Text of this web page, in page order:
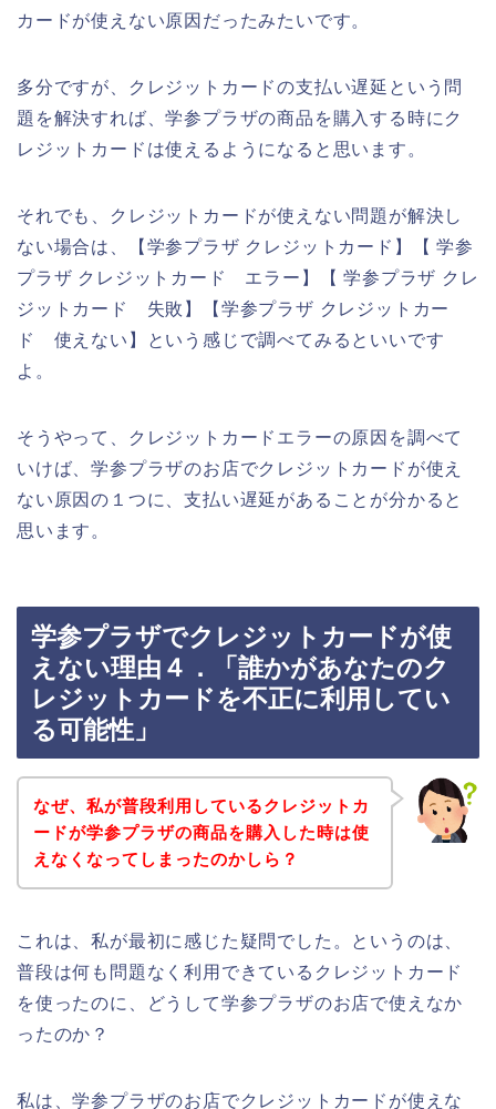
カードが使えない原因だったみたいです。
多分ですが、クレジットカードの支払い遅延という問
題を解決すれば、学参プラザの商品を購入する時にク
レジットカードは使えるようになると思います。
それでも、クレジットカードが使えない問題が解決し
ない場合は、【学参プラザ クレジットカード】【 学参
プラザ クレジットカード エラー】【 学参プラザ クレ
ジットカード 失敗】【学参プラザ クレジットカー
ド 使えない】という感じで調べてみるといいです
よ。
そうやって、クレジットカードエラーの原因を調べて
いけば、学参プラザのお店でクレジットカードが使え
ない原因の１つに、支払い遅延があることが分かると
思います。
学参プラザでクレジットカードが使
えない理由４．「誰かがあなたのク
レジットカードを不正に利用してい
る可能性」
なぜ、私が普段利用しているクレジットカ
ードが学参プラザの商品を購入した時は使
えなくなってしまったのかしら？
これは、私が最初に感じた疑問でした。というのは、
普段は何も問題なく利用できているクレジットカード
を使ったのに、どうして学参プラザのお店で使えなか
ったのか？
私は、学参プラザのお店でクレジットカードが使えな